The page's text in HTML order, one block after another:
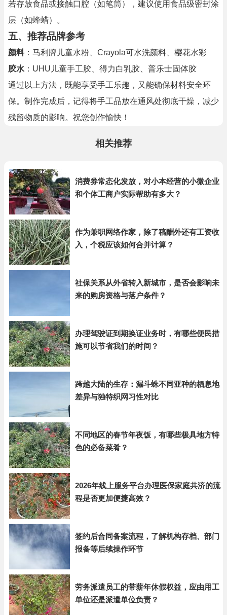
若存放食品或接触口腔（如笔筒），建议使用食品级密封涂
层（如蜂蜡）。
五、 推荐品牌参考
颜料：马利牌儿童水粉、Crayola可水洗颜料、樱花水彩
胶水 ：UHU儿童手工胶、得力白乳胶、普乐士固体胶
通过以上方法，既能享受手工乐趣，又能确保材料安全环
保。制作完成后，记得将手工品放在通风处彻底干燥，减少
残留物质的影响。祝您创作愉快！
相关推荐
消费券常态化发放，对小本经营的小微企业
和个体工商户实际帮助有多大？
作为兼职网络作家，除了稿酬外还有工资收
入，个税应该如何合并计算？
社保关系从外省转入新城市，是否会影响未
来的购房资格与落户条件？
办理驾驶证到期换证业务时，有哪些便民措
施可以节省我们的时间？
跨越大陆的生存：漏斗蛛不同亚种的栖息地
差异与独特织网习性对比
不同地区的春节年夜饭，有哪些极具地方特
色的必备菜肴？
2026年线上服务平台办理医保家庭共济的流
程是否更加便捷高效？
签约后合同备案流程，了解机构存档、部门
报备等后续操作环节
劳务派遣员工的带薪年休假权益，应由用工
单位还是派遣单位负责？